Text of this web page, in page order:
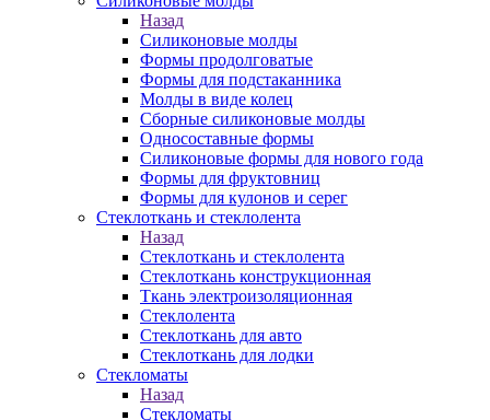
Назад
Силиконовые молды
Формы продолговатые
Формы для подстаканника
Молды в виде колец
Сборные силиконовые молды
Односоставные формы
Силиконовые формы для нового года
Формы для фруктовниц
Формы для кулонов и серег
Стеклоткань и стеклолента
Назад
Стеклоткань и стеклолента
Стеклоткань конструкционная
Ткань электроизоляционная
Стеклолента
Стеклоткань для авто
Стеклоткань для лодки
Стекломаты
Назад
Стекломаты